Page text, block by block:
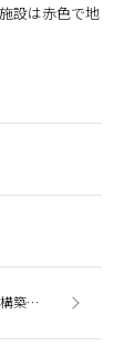
設は赤色で地
【サービスアップデート】AIコミュニケーション構築サービス「MAIKO」